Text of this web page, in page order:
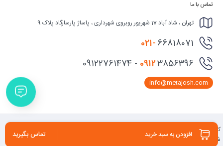
افزودن به سبد خرید تماس بگیرید
تماس با ما
تهران ، شاد آباد 17 شهریور روبروی شهرداری ، پاساژ پارسارگاد پلاک 9
021-66818071
09123856396 - 09122761474
info@metajosh.com
کلیه حقوق مادی و معنوی برای سایت متا جوش محفوظ می باشد. طراحی و پشتیبانی سایت
شرکت کارووب